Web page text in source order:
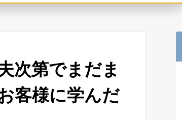
次第でまだま
客様に学んだ